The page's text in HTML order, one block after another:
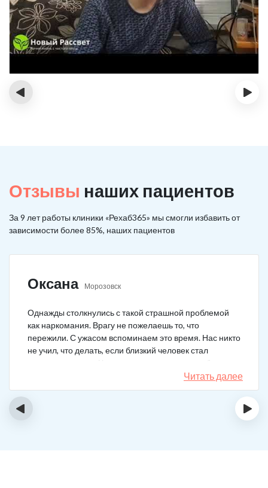
‹ ›
Отзывы наших пациентов
За 9 лет работы клиники «Рехаб365» мы смогли избавить от
зависимости более 85%, наших пациентов
Оксана Морозовск
Однажды столкнулись с такой страшной проблемой
как наркомания. Врагу не пожелаешь то, что
пережили. С ужасом вспоминаем это время. Нас никто
не учил, что делать, если близкий человек стал
наркозависимым. Честно говоря, надежды не было,
думали, что все лечение бесполезно, но решили
попробовать и отправить родственника в клинику на
Читать далее
‹ ›